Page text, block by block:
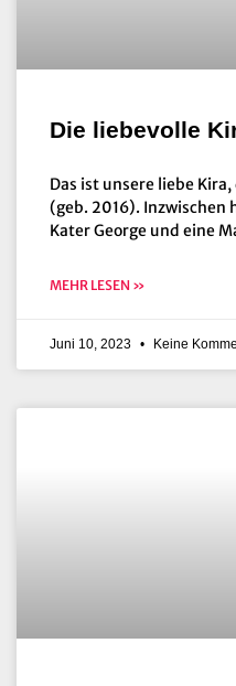
Die liebevolle
Das ist unsere liebe
(geb. 2016). Inzwischen
Kater George und eine
MEHR LESEN »
Juni 10, 2023 Keine